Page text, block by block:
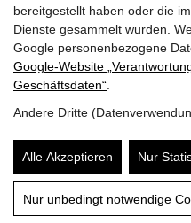
bereitgestellt haben oder die
Dienste gesammelt wurden.
Google personenbezogene
Google‑Website
Geschäftsdaten“
Andere Dritte
Alle Akzeptieren Nur
Nur unbedingt notwendige
© 2026 –